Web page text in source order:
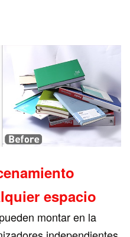
espacio
montar en la